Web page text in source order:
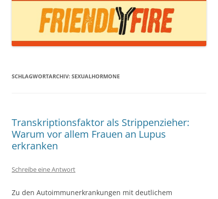
SCHLAGWORTARCHIV: SEXUALHORMONE
Transkriptionsfaktor als Strippenzieher:
Warum vor allem Frauen an Lupus
erkranken
Schreibe eine Antwort
Zu den Autoimmunerkrankungen mit deutlichem